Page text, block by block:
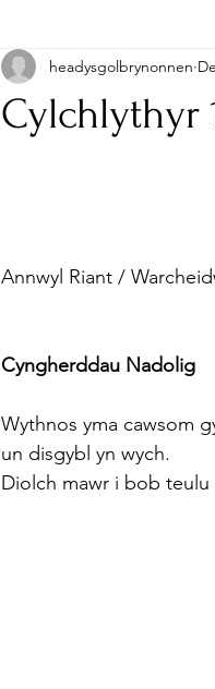
Cylchlythyr
headysgolbrynonnen
Annwyl Riant /
Cyngherddau Nadolig
Wythnos yma cawsom
un disgybl yn wych.
Diolch mawr i bob